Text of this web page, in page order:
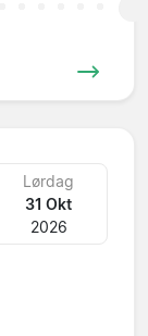
Lørdag
31 Okt
2026